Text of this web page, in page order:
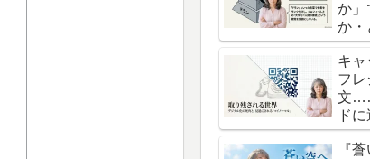
か」
か・
か」
へ。
キ
フレ
文
ド
き去
『